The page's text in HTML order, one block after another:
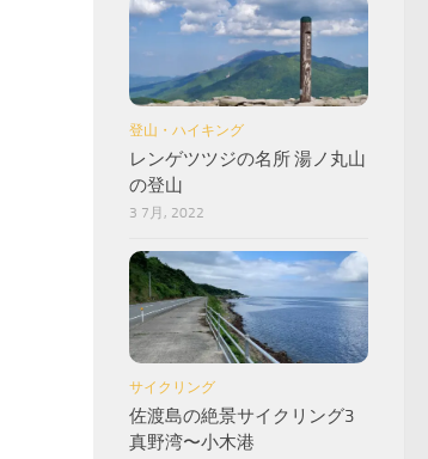
登山・ハイキング
レンゲツツジの名所 湯ノ丸山
の登山
3 7月, 2022
サイクリング
佐渡島の絶景サイクリング3
真野湾〜小木港